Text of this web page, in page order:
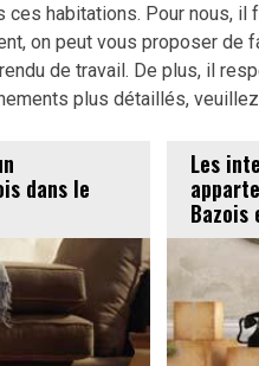
habitations. Pour nous,
on peut vous proposer de
de travail. De plus, il
plus détaillés,
dans le
Les
Bazois